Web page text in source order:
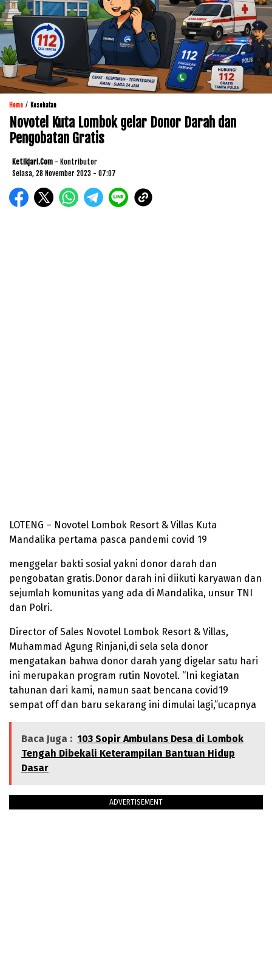
Home / Kesehatan
Novotel Kuta Lombok gelar Donor Darah dan
Pengobatan Gratis
Ketikjari.com - Kontributor
Selasa, 28 November 2023 - 07:07
LOTENG – Novotel Lombok Resort & Villas Kuta
Mandalika pertama pasca pandemi covid 19
menggelar bakti sosial yakni donor darah dan
pengobatan gratis.Donor darah ini diikuti karyawan dan
sejumlah komunitas yang ada di Mandalika, unsur TNI
dan Polri.
Director of Sales Novotel Lombok Resort & Villas,
Muhammad Agung Rinjani,di sela sela donor
mengatakan bahwa donor darah yang digelar satu hari
ini merupakan program rutin Novotel. “Ini kegiatan
tahunan dari kami, namun saat bencana covid19
sempat off dan baru sekarang ini dimulai lagi,”ucapnya
Baca Juga : 103 Sopir Ambulans Desa di Lombok
Tengah Dibekali Keterampilan Bantuan Hidup
Dasar
ADVERTISEMENT